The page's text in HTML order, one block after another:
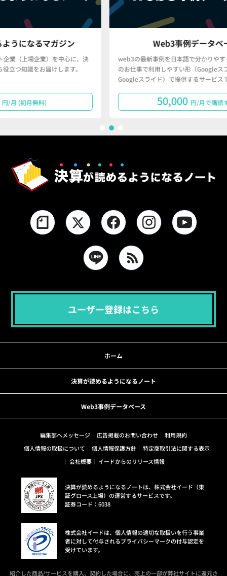
ン
心に、決
す。
Web3事例データベース
web3の最新事例を日本語で分かりやすく、かつ、皆さん
のお仕事で利用しやすい形（Googleスプレッドシート・
Googleスライド）で提供するサービスです。
50,000 円/月で購読する
ユーザー登録はこちら
ホーム
決算が読めるようになるノート
Web3事例データベース
編集部へメッセージ 広告掲載のお問い合わせ
利用規約
個人情報の取扱について
個人情報保護方針
特定商取引法に関する表示
会社概要
イードからのリリース情報
決算が読めるようになるノートは、株式会社イード（東
証グロース上場）の運営するサービスです。
証券コード：6038
株式会社イードは、個人情報の適切な取扱いを行う事業
者に対して付与されるプライバシーマークの付与認定を
受けています。
紹介した商品/サービスを購入、契約した場合に、売上の一部が弊社サイトに還元さ